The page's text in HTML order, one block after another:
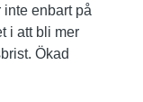
enbart på
i att bli mer
Ökad